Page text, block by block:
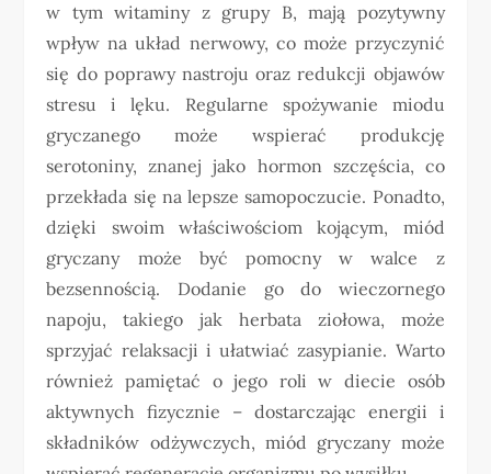
w tym witaminy z grupy B, mają pozytywny
wpływ na układ nerwowy, co może przyczynić
się do poprawy nastroju oraz redukcji objawów
stresu i lęku. Regularne spożywanie miodu
gryczanego może wspierać produkcję
serotoniny, znanej jako hormon szczęścia, co
przekłada się na lepsze samopoczucie. Ponadto,
dzięki swoim właściwościom kojącym, miód
gryczany może być pomocny w walce z
bezsennością. Dodanie go do wieczornego
napoju, takiego jak herbata ziołowa, może
sprzyjać relaksacji i ułatwiać zasypianie. Warto
również pamiętać o jego roli w diecie osób
aktywnych fizycznie – dostarczając energii i
składników odżywczych, miód gryczany może